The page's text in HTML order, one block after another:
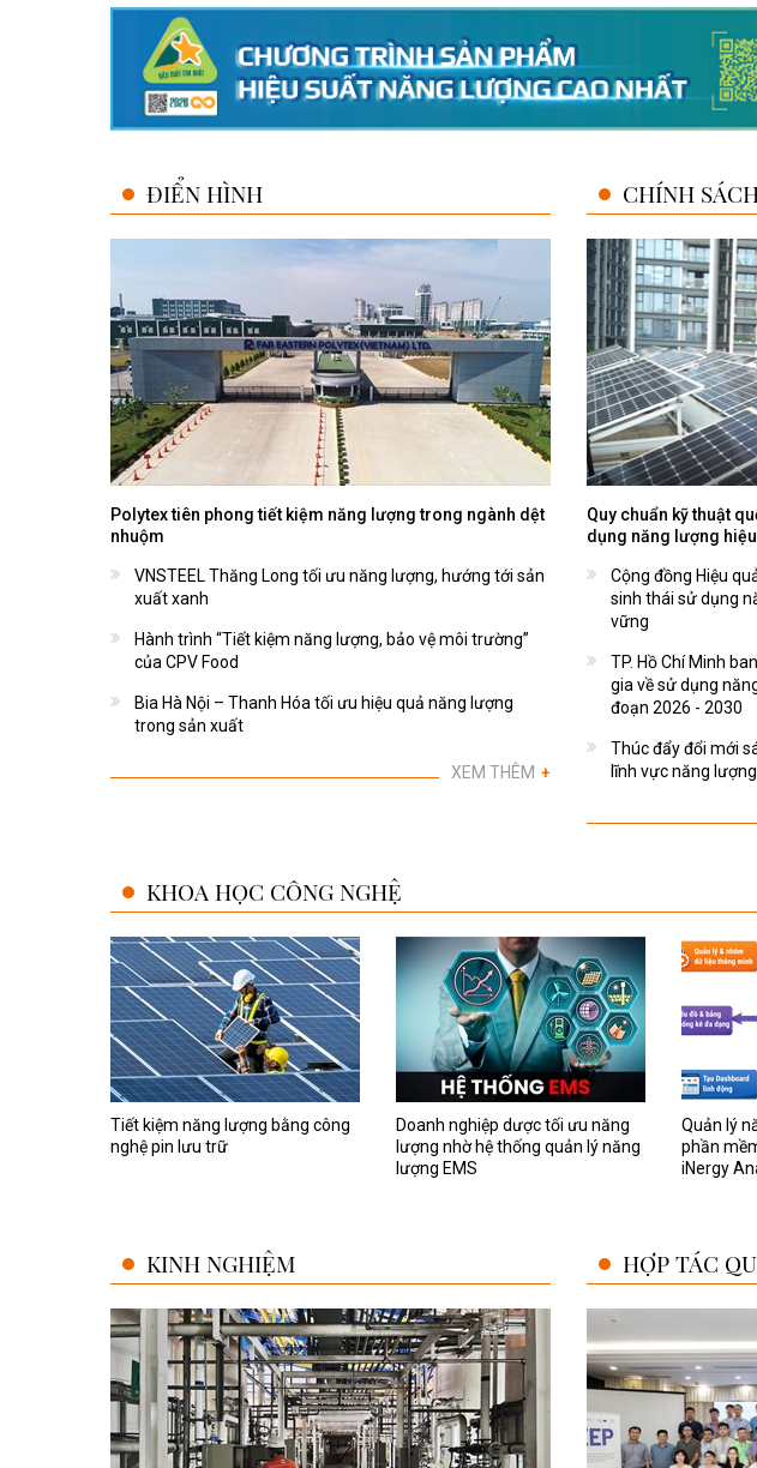
ĐIỂN HÌNH
Polytex tiên phong tiết kiệm năng lượng trong ngành dệt
nhuộm
VNSTEEL Thăng Long tối ưu năng lượng, hướng tới sản
xuất xanh
Hành trình “Tiết kiệm năng lượng, bảo vệ môi trường”
của CPV Food
Bia Hà Nội – Thanh Hóa tối ưu hiệu quả năng lượng
trong sản xuất
XEM THÊM +
CHÍNH
Quy chuẩn kỹ thuật
dụng năng lượng
Cộng đồng Hiệu
sinh thái sử dụng
vững
TP. Hồ Chí Minh
gia về sử dụng
đoạn 2026 - 2030
Thúc đẩy đổi mới
lĩnh vực năng lượng
KHOA HỌC CÔNG NGHỆ
Tiết kiệm năng lượng bằng công
nghệ pin lưu trữ
Doanh nghiệp dược tối ưu năng
lượng nhờ hệ thống quản lý năng
lượng EMS
Quản lý
phần
iNergy
KINH NGHIỆM HỢP TÁC